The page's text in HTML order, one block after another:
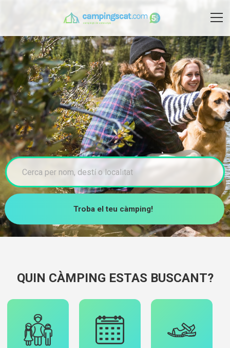
Troba el teu càmping!
QUIN CÀMPING ESTAS BUSCANT?